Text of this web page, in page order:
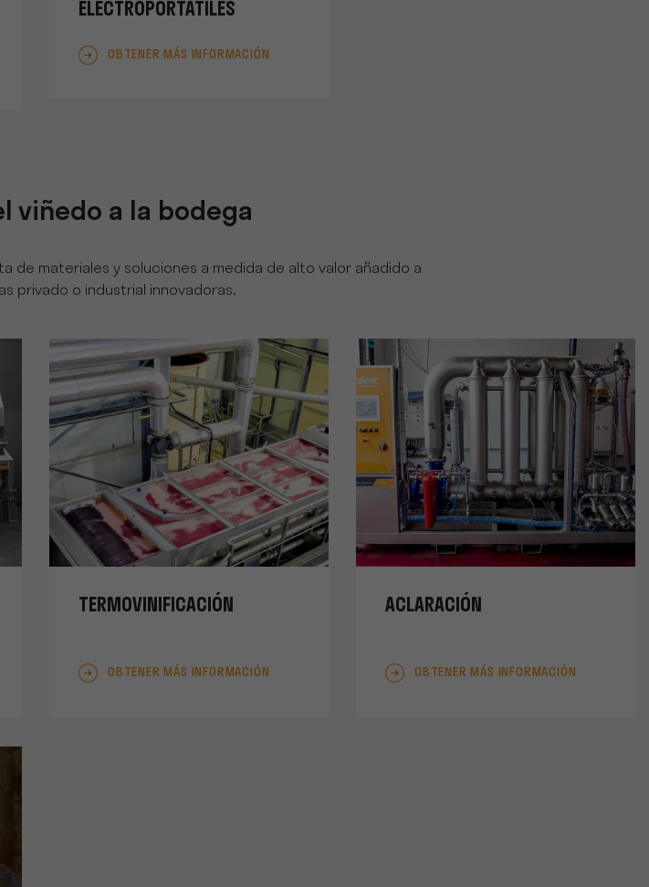
ELECTROPORTÁTILES
OBTENER MÁS INFORMACIÓN
viñedo a la bodega
de materiales y soluciones a medida de alto valor añadido a
privado o industrial innovadoras.
TERMOVINIFICACIÓN
OBTENER MÁS INFORMACIÓN
ACLARACIÓN
OBTENER MÁS INFORMACIÓN